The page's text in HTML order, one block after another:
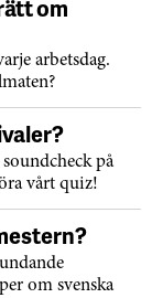
om
arbetsdag.
på
vårt quiz!
om svenska